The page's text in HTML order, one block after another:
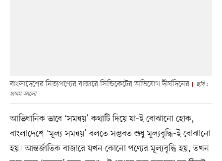
বাংলাদেশের নিত্যপণ্যের বাজারে সিন্ডিকেটের অভিযোগ দীর্ঘদিনের
ছবি :
প্রথম আলো
আভিধানিক ভাবে ‘সমন্বয়’ কথাটি দিয়ে যা-ই বোঝানো হোক,
বাংলাদেশে ‘মূল্য সমন্বয়’ বলতে সম্ভবত শুধু মূল্যবৃদ্ধি-ই বোঝানো
হয়। আন্তর্জাতিক বাজারে যখন কোনো পণ্যের মূল্যবৃদ্ধি হয়, তখন